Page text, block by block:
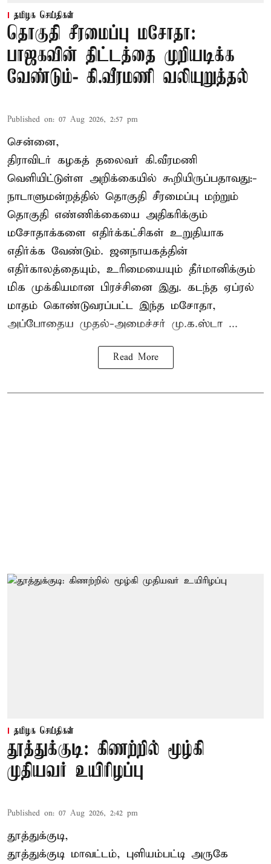
தமிழக செய்திகள்
தொகுதி சீரமைப்பு மசோதா:
பாஜகவின் திட்டத்தை முறியடிக்க
வேண்டும்- கி.வீரமணி வலியுறுத்தல்
Published on: 07 Aug 2026, 2:57 pm
சென்னை,
திராவிடர் கழகத் தலைவர் கி.வீரமணி
வெளியிட்டுள்ள அறிக்கையில் கூறியிருப்பதாவது:-
நாடாளுமன்றத்தில் தொகுதி சீரமைப்பு மற்றும்
தொகுதி எண்ணிக்கையை அதிகரிக்கும்
மசோதாக்களை எதிர்க்கட்சிகள் உறுதியாக
எதிர்க்க வேண்டும். ஜனநாயகத்தின்
எதிர்காலத்தையும், உரிமையையும் தீர்மானிக்கும்
மிக முக்கியமான பிரச்சினை இது. கடந்த ஏப்ரல்
மாதம் கொண்டுவரப்பட்ட இந்த மசோதா,
அப்போதைய முதல்-அமைச்சர் மு.க.ஸ்டா ...
Read More
தமிழக செய்திகள்
தூத்துக்குடி: கிணற்றில் மூழ்கி
முதியவர் உயிரிழப்பு
Published on: 07 Aug 2026, 2:42 pm
தூத்துக்குடி,
தூத்துக்குடி மாவட்டம், புளியம்பட்டி அருகே